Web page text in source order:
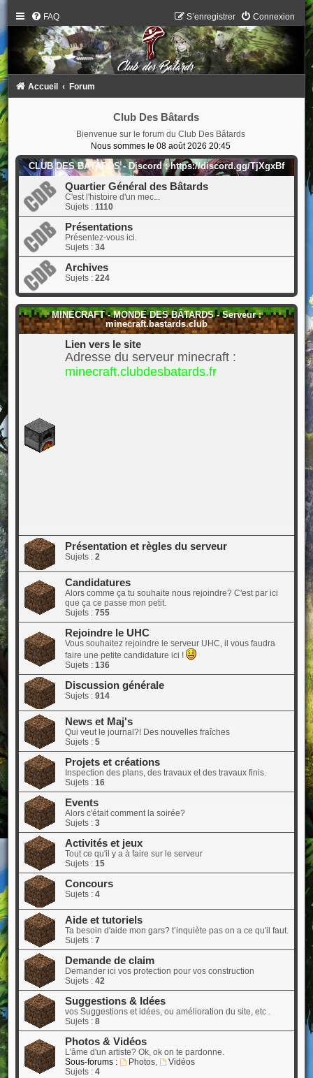
FAQ Connexion
S’enregistrer
Accueil Forum
Club Des Bâtards
Bienvenue sur le forum du Club Des Bâtards
Nous sommes le 08 août 2026 20:45
CLUB DES BÂTARDS - Discord : https://discord.gg/TjXgxBf
Quartier Général des Bâtards
C'est l'histoire d'un mec...
Sujets : 1110
Présentations
Présentez-vous ici.
Sujets : 34
Archives
Sujets : 224
MINECRAFT - MONDE DES BÂTARDS - Serveur :
minecraft.bastards.club
Lien vers le site
Adresse du serveur minecraft :
minecraft.clubdesbatards.fr
Présentation et règles du serveur
Sujets : 2
Candidatures
Alors comme ça tu souhaite nous rejoindre? C'est par ici
que ça ce passe mon petit.
Sujets : 755
Rejoindre le UHC
Vous souhaitez rejoindre le serveur UHC, il vous faudra
faire une petite candidature ici !
Sujets : 136
Discussion générale
Sujets : 914
News et Maj's
Qui veut le journal?! Des nouvelles fraîches
Sujets : 5
Projets et créations
Inspection des plans, des travaux et des travaux finis.
Sujets : 16
Events
Alors c'était comment la soirée?
Sujets : 3
Activités et jeux
Tout ce qu'il y a à faire sur le serveur
Sujets : 15
Concours
Sujets : 4
Aide et tutoriels
Ta besoin d'aide mon gars? t’inquiète pas on a ce qu'il faut.
Sujets : 7
Demande de claim
Demander ici vos protection pour vos construction
Sujets : 42
Suggestions & Idées
vos Suggestions et idées, ou amélioration du site, etc .
Sujets : 8
Photos & Vidéos
L'âme d'un artiste? Ok, ok on te pardonne.
Sous-forums :
Photos,
Vidéos
Sujets : 4